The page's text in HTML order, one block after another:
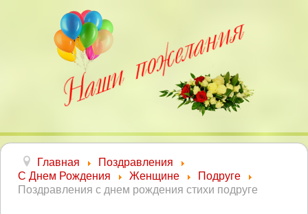
Главная
Поздравления
С Днем Рождения
Женщине
Подруге
Поздравления с днем рождения стихи подруге